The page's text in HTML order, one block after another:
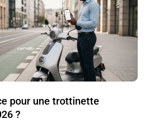
pour une trottinette
?